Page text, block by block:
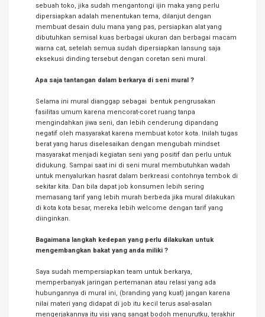
sebuah toko, jika sudah mengantongi ijin maka yang perlu
dipersiapkan adalah menentukan tema, dilanjut dengan
membuat desain dulu mana yang pas, persiapkan alat yang
dibutuhkan semisal kuas berbagai ukuran dan berbagai macam
warna cat, setelah semua sudah dipersiapkan lansung saja
eksekusi dinding tersebut dengan coretan seni mural.
Apa saja tantangan dalam berkarya di seni mural ?
Selama ini mural dianggap sebagai bentuk pengrusakan
fasilitas umum karena mencorat-coret ruang tanpa
mengindahkan jiwa seni, dan lebih cenderung dipandang
negatif oleh masyarakat karena membuat kotor kota. Inilah tugas
berat yang harus diselesaikan dengan mengubah mindset
masyarakat menjadi kegiatan seni yang positif dan perlu untuk
didukung. Sampai saat ini di seni mural membutuhkan wadah
untuk menyalurkan hasrat dalam berkreasi contohnya tembok di
sekitar kita. Dan bila dapat job konsumen lebih sering
memasang tarif yang lebih murah berbeda jika mural dilakukan
di kota kota besar, mereka lebih welcome dengan tarif yang
diinginkan.
Bagaimana langkah kedepan yang perlu dilakukan untuk
mengembangkan bakat yang anda miliki ?
Saya sudah mempersiapkan team untuk berkarya,
memperbanyak jaringan pertemanan atau relasi yang ada
hubungannya di mural ini, (branding yang kuat) jangan karena
nilai materi yang didapat di job itu kecil terus asal-asalan
mengerjakannya itu visi yang sangat bodoh menurutku, terakhir